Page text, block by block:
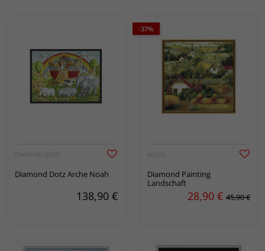
DIAMOND DOTZ
Diamond Dotz Arche Noah
138,90 €
-37%
RIOLIS
Diamond Painting
Landschaft
28,90 € 45,90 €